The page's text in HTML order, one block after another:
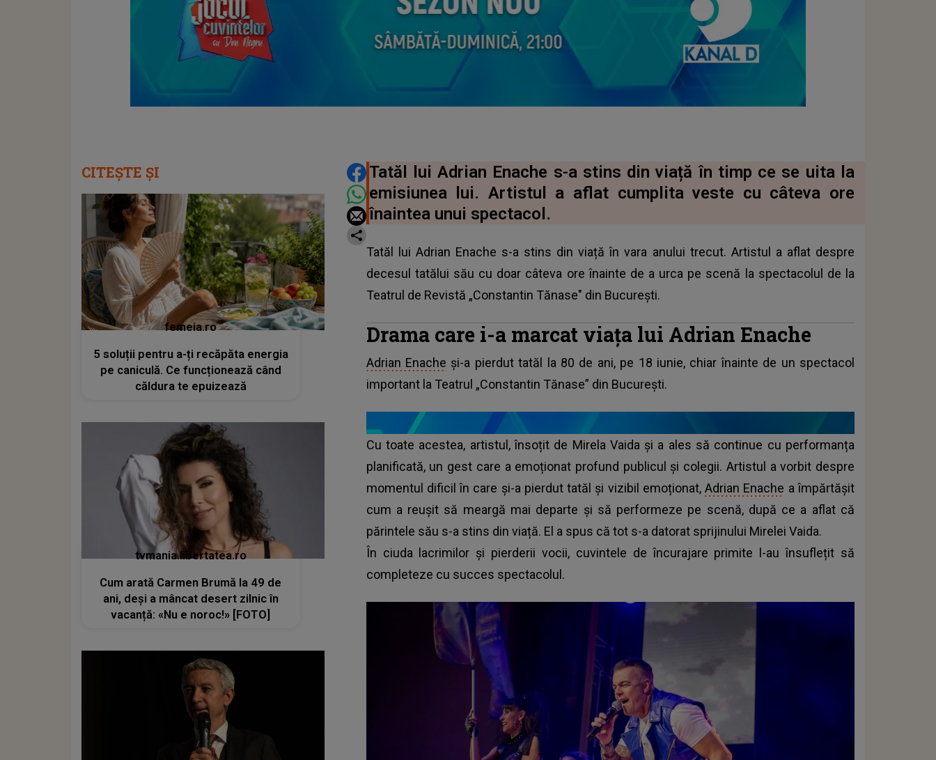
DISTRIBUIE ARTICOLUL
Tatăl lui Adrian Enache s-a stins din viață în timp ce se uita la
emisiunea lui. Artistul a aflat cumplita veste cu câteva ore
înaintea unui spectacol.
Tatăl lui Adrian Enache s-a stins din viață în vara anului trecut. Artistul a aflat despre
decesul tatălui său cu doar câteva ore înainte de a urca pe scenă la spectacolul de la
Teatrul de Revistă „Constantin Tănase" din București.
Drama care i-a marcat viața lui Adrian Enache
Adrian Enache și-a pierdut tatăl la 80 de ani, pe 18 iunie, chiar înainte de un spectacol
important la Teatrul „Constantin Tănase” din București.
Cu toate acestea, artistul, însoțit de Mirela Vaida și a ales să continue cu performanța
planificată, un gest care a emoționat profund publicul și colegii. Artistul a vorbit despre
momentul dificil în care și-a pierdut tatăl și vizibil emoționat,Adrian Enache a împărtășit
cum a reușit să meargă mai departe și să performeze pe scenă, după ce a aflat că
părintele său s-a stins din viață. El a spus că tot s-a datorat sprijinului Mirelei Vaida.
În ciuda lacrimilor și pierderii vocii, cuvintele de încurajare primite l-au însuflețit să
completeze cu succes spectacolul.
CITEȘTE ȘI
femeia.ro
5 soluții pentru a-ți recăpăta energia
pe caniculă. Ce funcționează când
căldura te epuizează
tvmania.libertatea.ro
Cum arată Carmen Brumă la 49 de
ani, deși a mâncat desert zilnic în
vacanță: «Nu e noroc!» [FOTO]